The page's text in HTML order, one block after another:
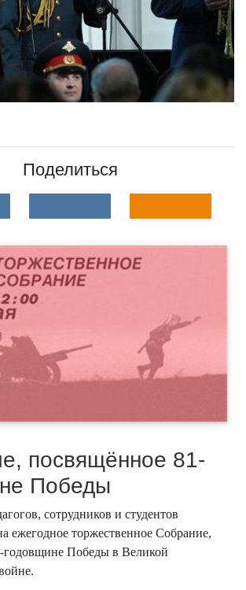
Поделиться
посвящённое 81-
Победы
сотрудников и студентов
ежегодное торжественное Собрание,
годовщине Победы в Великой